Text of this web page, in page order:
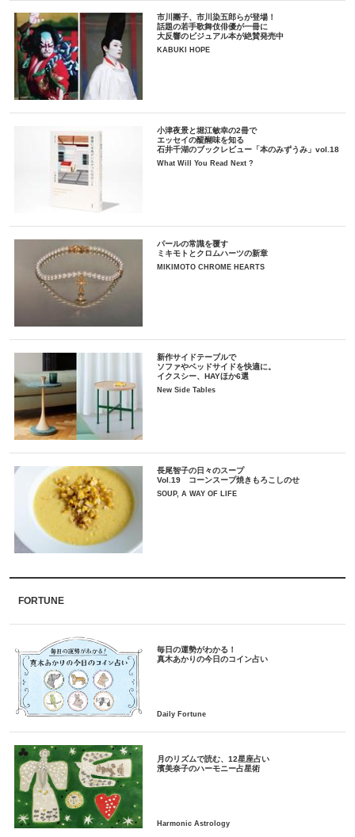
市川團子、市川染五郎らが登場！
話題の若手歌舞伎俳優が一冊に
大反響のビジュアル本が絶賛発売中
KABUKI HOPE
小津夜景と堀江敏幸の2冊で
エッセイの醍醐味を知る
石井千湖のブックレビュー「本のみずうみ」vol.18
What Will You Read Next ?
パールの常識を覆す
ミキモトとクロムハーツの新章
MIKIMOTO CHROME HEARTS
新作サイドテーブルで
ソファやベッドサイドを快適に。
イクスシー、HAYほか6選
New Side Tables
長尾智子の日々のスープ
Vol.19 コーンスープ焼きもろこしのせ
SOUP, A WAY OF LIFE
FORTUNE
毎日の運勢がわかる！
月のリズムで読む、12星座占い